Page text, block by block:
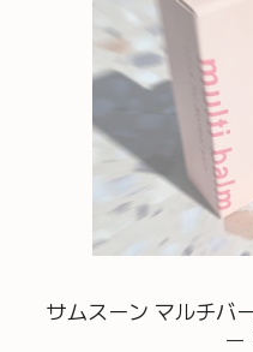
サムスーン マルチバ
—